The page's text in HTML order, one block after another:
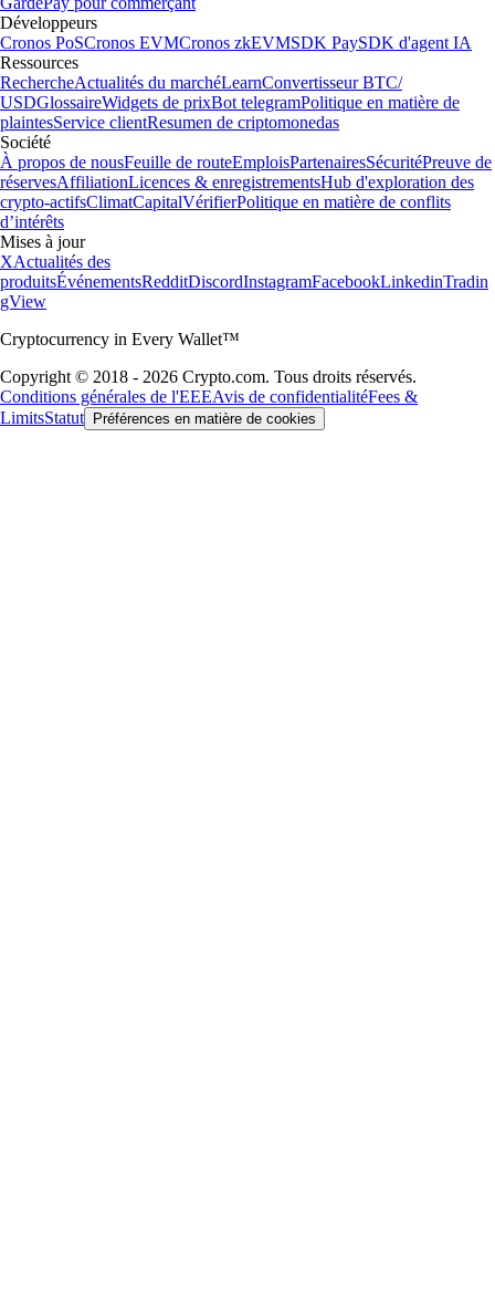
Développeurs
Cronos PoSCronos EVMCronos zkEVMSDK PaySDK d'agent IA
Ressources
RechercheActualités du marchéLearnConvertisseur BTC/
USDGlossaireWidgets de prixBot telegramPolitique en matière de
plaintesService clientResumen de criptomonedas
Société
À propos de nousFeuille de routeEmploisPartenairesSécuritéPreuve de
réservesAffiliationLicences & enregistrementsHub d'exploration des
crypto-actifsClimatCapitalVérifierPolitique en matière de conflits
d’intérêts
Mises à jour
XActualités des
produitsÉvénementsRedditDiscordInstagramFacebookLinkedinTradin
gView
Cryptocurrency in Every Wallet™
Copyright © 2018 - 2026 Crypto.com. Tous droits réservés.
Conditions générales de l'EEEAvis de confidentialitéFees &
LimitsStatut Préférences en matière de cookies